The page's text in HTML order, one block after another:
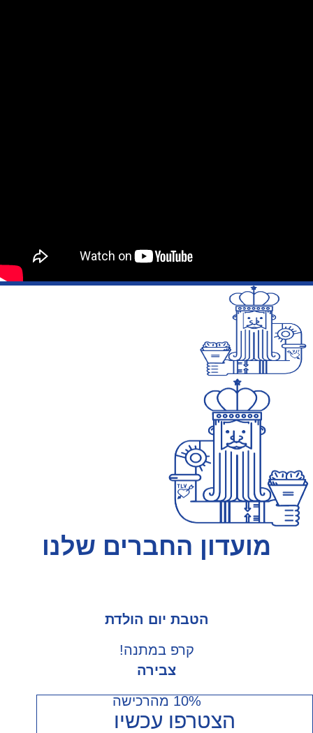
מועדון החברים שלנו
הטבת יום הולדת
קרפ במתנה!
צבירה
הצטרפו עכשיו